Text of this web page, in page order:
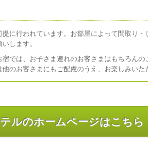
に行われています。お部屋によって間取り
します。
では、お子さま連れのお客さまはもちろん
のお客さまにもご配慮のうえ、お楽しみいた
ルのホームページはこちら